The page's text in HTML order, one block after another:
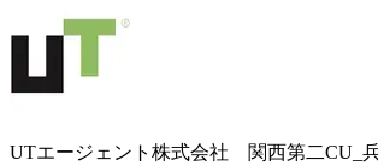
UTエージェント株式会社 関西第二CU_